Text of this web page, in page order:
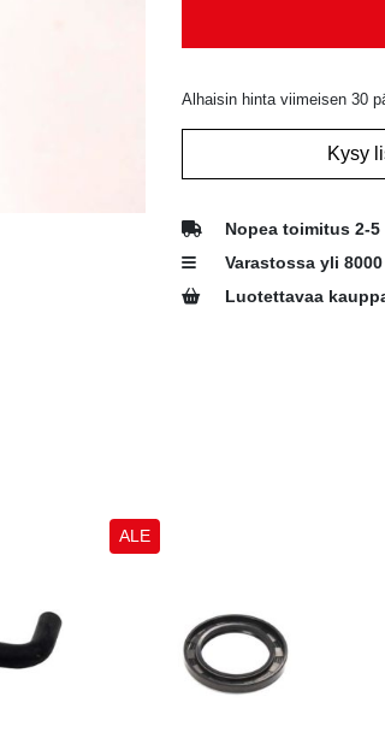
Alhaisin hinta viimeisen 30
Kysy
Nopea toimitus 2-
Varastossa yli
Luotettavaa
ALE